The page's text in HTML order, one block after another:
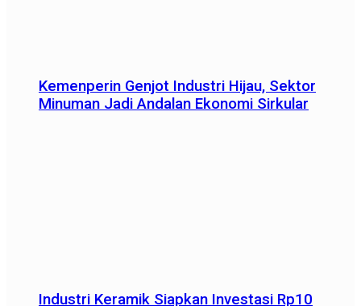
Kemenperin Genjot Industri Hijau, Sektor
Minuman Jadi Andalan Ekonomi Sirkular
Industri Keramik Siapkan Investasi Rp10